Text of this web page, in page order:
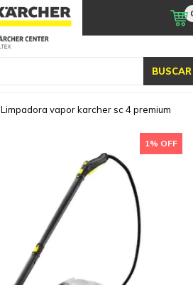
BUSCAR
Limpadora vapor karcher sc 4 premium
1% OFF